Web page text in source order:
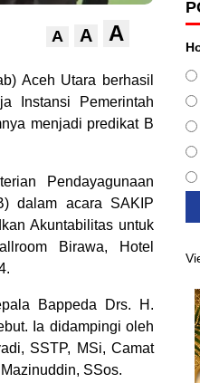
A A A
Aceh Utara berhasil
Instansi Pemerintah
menjadi predikat B
Pendayagunaan
dalam acara SAKIP
Akuntabilitas untuk
Birawa, Hotel
Bappeda Drs. H.
Ia didampingi oleh
SSTP, MSi, Camat
SSos.